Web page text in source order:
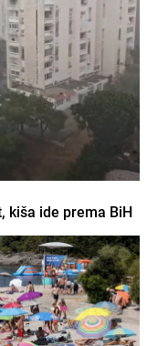
kiša ide prema BiH